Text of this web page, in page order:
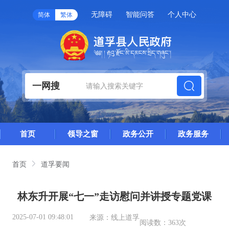
简体 繁体 无障碍 智能问答 个人中心
一网搜
首页 领导之窗 政务公开 政务服务
首页 道孚要闻
林东升开展“七一”走访慰问并讲授专题党课
2025-07-01 09:48:01 来源： 线上道孚
阅读数： 363次